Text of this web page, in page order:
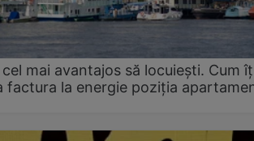
mai avantajos să locuiești. Cum
factura la energie poziția